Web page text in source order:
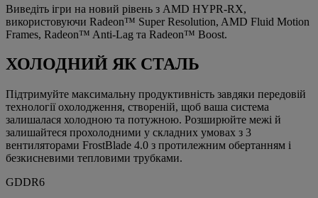
Виведіть ігри на новий рівень з AMD HYPR-RX,
використовуючи Radeon™ Super Resolution, AMD Fluid Motion
Frames, Radeon™ Anti-Lag та Radeon™ Boost.
ХОЛОДНИЙ ЯК СТАЛЬ
Підтримуйте максимальну продуктивність завдяки передовій
технології охолодження, створеній, щоб ваша система
залишалася холодною та потужною. Розширюйте межі й
залишайтеся прохолодними у складних умовах з 3
вентиляторами FrostBlade 4.0 з протилежним обертанням і
безкисневими тепловими трубками.
GDDR6